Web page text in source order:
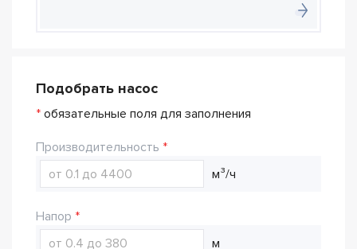
Подобрать насос
* обязательные поля для заполнения
Производительность
м³/ч
Напор
м